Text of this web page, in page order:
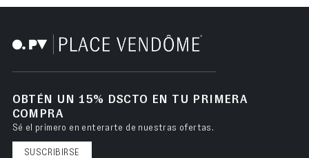
OBTÉN UN 15% DSCTO EN TU PRIMERA
COMPRA
Sé el primero en enterarte de nuestras ofertas.
SUSCRIBIRSE